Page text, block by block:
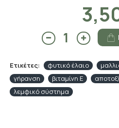
Ετικέτες: φυτικό έλαιο
γήρανση
βιταμίνη Ε
λεμφικό σύστημα